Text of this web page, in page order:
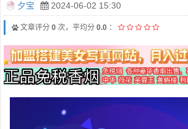
夕宝 2024-06-02 15:30
文章评分 0 次，平均分 0.0 ：